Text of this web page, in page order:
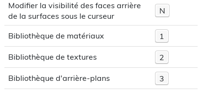
Modifier la visibilité des faces arrière
de la surfaces sous le curseur
N
Bibliothèque de matériaux 1
Bibliothèque de textures 2
Bibliothèque d'arrière-plans 3